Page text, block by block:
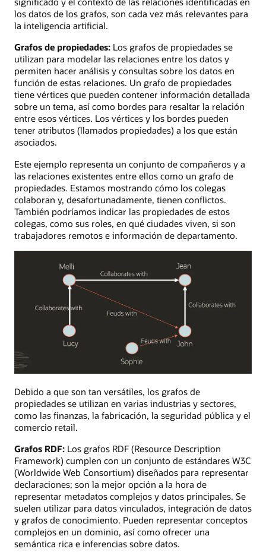
los datos de los grafos, son cada vez más relevantes para
la inteligencia artificial.
Grafos de propiedades: Los grafos de propiedades se
utilizan para modelar las relaciones entre los datos y
permiten hacer análisis y consultas sobre los datos en
función de estas relaciones. Un grafo de propiedades
tiene vértices que pueden contener información detallada
sobre un tema, así como bordes para resaltar la relación
entre esos vértices. Los vértices y los bordes pueden
tener atributos (llamados propiedades) a los que están
asociados.
Este ejemplo representa un conjunto de compañeros y a
las relaciones existentes entre ellos como un grafo de
propiedades. Estamos mostrando cómo los colegas
colaboran y, desafortunadamente, tienen conflictos.
También podríamos indicar las propiedades de estos
colegas, como sus roles, en qué ciudades viven, si son
trabajadores remotos e información de departamento.
de
propiedades
que
visualiza
relaciones
de
colaboración
o
conflictos
entre
los
miembros
del
Debido a que son tan versátiles, los grafos de
propiedades se utilizan en varias industrias y sectores,
como las finanzas, la fabricación, la seguridad pública y el
comercio retail.
Grafos RDF: Los grafos RDF (Resource Description
Framework) cumplen con un conjunto de estándares W3C
(Worldwide Web Consortium) diseñados para representar
declaraciones; son la mejor opción a la hora de
representar metadatos complejos y datos principales. Se
suelen utilizar para datos vinculados, integración de datos
y grafos de conocimiento. Pueden representar conceptos
complejos en un dominio, así como ofrecer una
semántica rica e inferencias sobre datos.